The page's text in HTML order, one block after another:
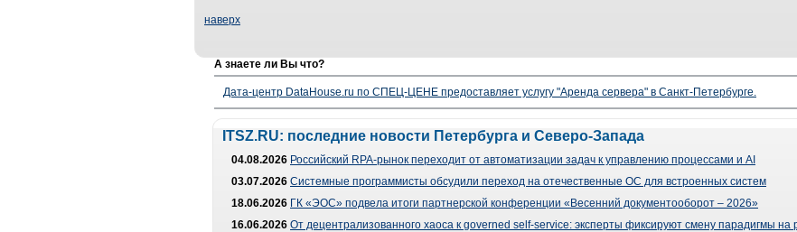
наверх
А знаете ли Вы что?
Дата-центр DataHouse.ru по СПЕЦ-ЦЕНЕ предоставляет услугу "Аренда сервера" в Санкт-Петербурге.
ITSZ.RU: последние новости Петербурга и Северо-Запада
04.08.2026 Российский RPA-рынок переходит от автоматизации задач к управлению процессами и AI
03.07.2026 Системные программисты обсудили переход на отечественные ОС для встроенных систем
18.06.2026 ГК «ЭОС» подвела итоги партнерской конференции «Весенний документооборот – 2026»
16.06.2026 От децентрализованного хаоса к governed self-service: эксперты фиксируют смену парадигмы на